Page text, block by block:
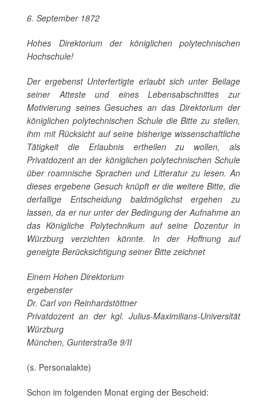
6. September 1872
Hohes Direktorium der königlichen polytechnischen
Hochschule!
Der ergebenst Unterfertigte erlaubt sich unter Beilage
seiner Atteste und eines Lebensabschnittes zur
Motivierung seines Gesuches an das Direktorium der
königlichen polytechnischen Schule die Bitte zu stellen,
ihm mit Rücksicht auf seine bisherige wissenschaftliche
Tätigkeit die Erlaubnis ertheilen zu wollen, als
Privatdozent an der königlichen polytechnischen Schule
über roamnische Sprachen und Litteratur zu lesen. An
dieses ergebene Gesuch knüpft er die weitere Bitte, die
derfallige Entscheidung baldmöglichst ergehen zu
lassen, da er nur unter der Bedingung der Aufnahme an
das Königliche Polytechnikum auf seine Dozentur in
Würzburg verzichten könnte. In der Hoffnung auf
geneigte Berücksichtigung seiner Bitte zeichnet
Einem Hohen Direktorium
ergebenster
Dr. Carl von Reinhardstöttner
Privatdozent an der kgl. Julius-Maximilians-Universität
Würzburg
München, Gunterstraße 9/II
(s. Personalakte)
Schon im folgenden Monat erging der Bescheid: